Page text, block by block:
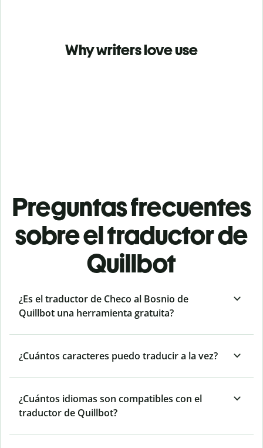
Why writers love use
Preguntas frecuentes
sobre el traductor de
Quillbot
¿Es el traductor de Checo al Bosnio de
Quillbot una herramienta gratuita?
¿Cuántos caracteres puedo traducir a la vez?
¿Cuántos idiomas son compatibles con el
traductor de Quillbot?